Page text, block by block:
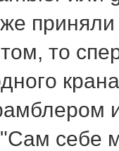
то
себе